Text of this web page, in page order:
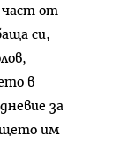
част от
си,
в
за
им